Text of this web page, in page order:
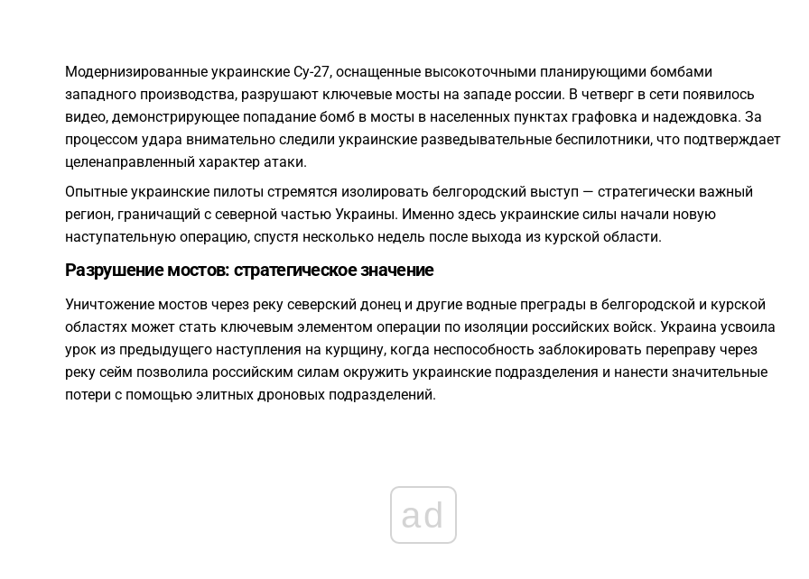
Модернизированные украинские Су-27, оснащенные высокоточными планирующими бомбами
западного производства, разрушают ключевые мосты на западе россии. В четверг в сети появилось
видео, демонстрирующее попадание бомб в мосты в населенных пунктах графовка и надеждовка. За
процессом удара внимательно следили украинские разведывательные беспилотники, что подтверждает
целенаправленный характер атаки.
Опытные украинские пилоты стремятся изолировать белгородский выступ — стратегически важный
регион, граничащий с северной частью Украины. Именно здесь украинские силы начали новую
наступательную операцию, спустя несколько недель после выхода из курской области.
Разрушение мостов: стратегическое значение
Уничтожение мостов через реку северский донец и другие водные преграды в белгородской и курской
областях может стать ключевым элементом операции по изоляции российских войск. Украина усвоила
урок из предыдущего наступления на курщину, когда неспособность заблокировать переправу через
реку сейм позволила российским силам окружить украинские подразделения и нанести значительные
потери с помощью элитных дроновых подразделений.
ad